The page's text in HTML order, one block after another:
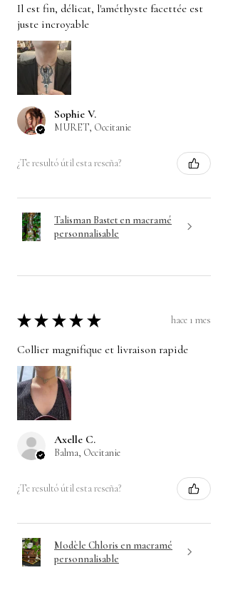
Il est fin, délicat, l'améthyste facettée est
juste incroyable
Sophie V.
MURET, Occitanie
¿Te resultó útil esta reseña?
Talisman Bastet en macramé
personnalisable
★ ★ ★ ★ ★ hace 1 mes
Collier magnifique et livraison rapide
Axelle C.
Balma, Occitanie
¿Te resultó útil esta reseña?
Modèle Chloris en macramé
personnalisable